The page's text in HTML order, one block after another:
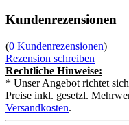
Kundenrezensionen
(0 Kundenrezensionen)
Rezension schreiben
Rechtliche Hinweise:
* Unser Angebot richtet
Preise inkl. gesetzl.
Versandkosten.